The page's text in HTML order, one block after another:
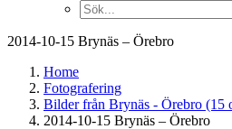
2014-10-15 Brynäs – Örebro
Home
Fotografering
Bilder från Brynäs - Örebro (15
2014-10-15 Brynäs – Örebro